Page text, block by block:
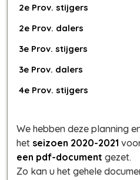
2e Prov. stijgers
2e Prov. dalers
3e Prov. stijgers
3e Prov. dalers
4e Prov. stijgers
We hebben deze planning
het seizoen 2020-2021
een pdf-document gezet.
Zo kan u het gehele